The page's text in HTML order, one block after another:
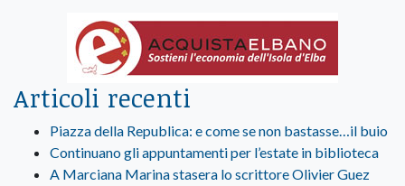
Articoli recenti
Piazza della Republica: e come se non bastasse…il buio
Continuano gli appuntamenti per l’estate in biblioteca
A Marciana Marina stasera lo scrittore Olivier Guez